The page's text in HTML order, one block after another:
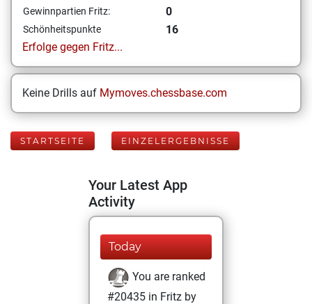
Gewinnpartien Fritz: 0
Schönheitspunkte
16
Erfolge gegen Fritz...
Keine Drills auf Mymoves.chessbase.com
STARTSEITE EINZELERGEBNISSE
Your Latest App
Activity
Today
You are ranked
#20435 in Fritz by